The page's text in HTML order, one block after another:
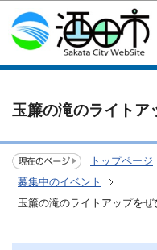
このペ
玉簾の滝のライトア
トップページ
募集中のイベント
玉簾の滝のライトアップをぜ